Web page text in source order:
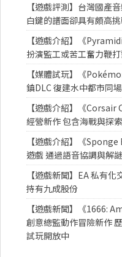
【遊戲評測】台灣國產
白鍵的譜面卻具有頗高
【遊戲介紹】《
扮演監工或苦工奮力鞭
【媒體試玩】《
鎮DLC 復建水中都市同
【遊戲介紹】《Corsair
經營新作 包含海戰與探
【遊戲介紹】《
遊戲 通過語音協調與解
【遊戲新聞】EA 私有
持有九成股份
【遊戲新聞】《1666:
創意總監動作冒險新作
試玩開放中